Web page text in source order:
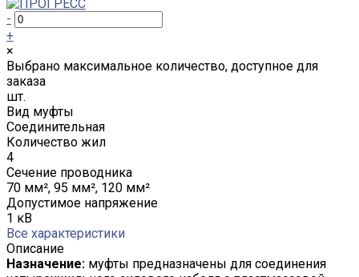
-
+
×
Выбрано максимальное количество, доступное для
заказа
шт.
Вид муфты
Соединительная
Количество жил
4
Сечение проводника
70 мм², 95 мм², 120 мм²
Допустимое напряжение
1 кВ
Все характеристики
Описание
Назначение: муфты предназначены для соединения